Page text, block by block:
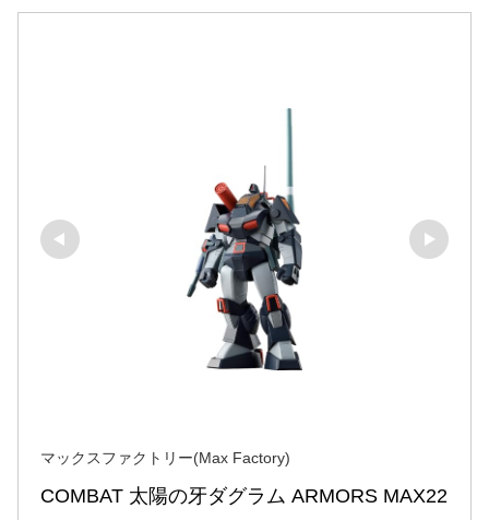
マックスファクトリー(Max Factory)
COMBAT 太陽の牙ダグラム ARMORS MAX22